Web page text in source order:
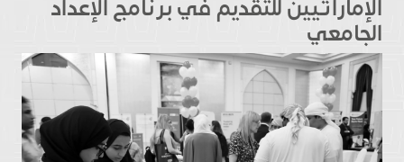
الإماراتيين للتقديم في برنامج الإعداد
الجامعي